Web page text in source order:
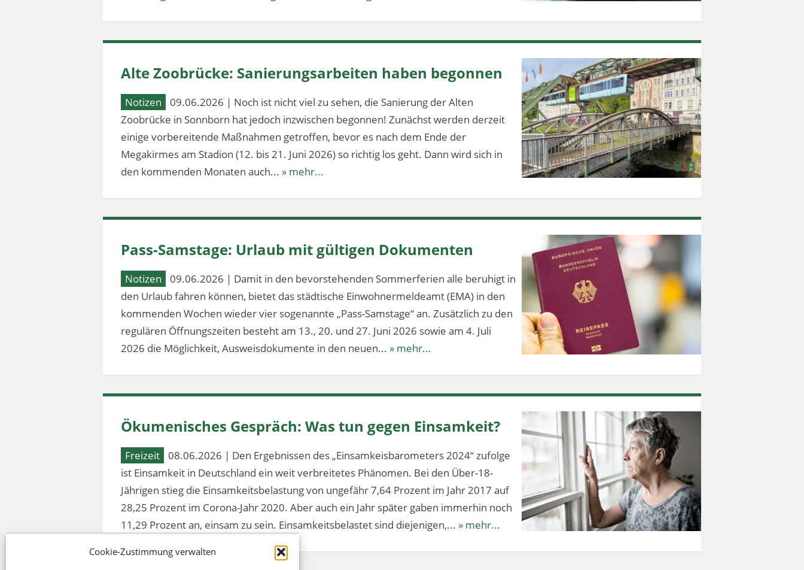
Cookie-Zustimmung verwalten
Alte Zoobrücke: Sanierungsarbeiten haben begonnen
Notizen
09.06.2026 | Noch ist nicht viel zu sehen, die Sanierung der Alten
Zoobrücke in Sonnborn hat jedoch inzwischen begonnen! Zunächst werden derzeit
einige vorbereitende Maßnahmen getroffen, bevor es nach dem Ende der
Megakirmes am Stadion (12. bis 21. Juni 2026) so richtig los geht. Dann wird sich in
den kommenden Monaten auch... » mehr...
Pass-Samstage: Urlaub mit gültigen Dokumenten
Notizen
09.06.2026 | Damit in den bevorstehenden Sommerferien alle beruhigt in
den Urlaub fahren können, bietet das städtische Einwohnermeldeamt (EMA) in den
kommenden Wochen wieder vier sogenannte „Pass-Samstage“ an. Zusätzlich zu den
regulären Öffnungszeiten besteht am 13., 20. und 27. Juni 2026 sowie am 4. Juli
2026 die Möglichkeit, Ausweisdokumente in den neuen... » mehr...
Ökumenisches Gespräch: Was tun gegen Einsamkeit?
Freizeit
08.06.2026 | Den Ergebnissen des „Einsamkeisbarometers 2024“ zufolge
ist Einsamkeit in Deutschland ein weit verbreitetes Phänomen. Bei den Über-18-
Jährigen stieg die Einsamkeitsbelastung von ungefähr 7,64 Prozent im Jahr 2017 auf
28,25 Prozent im Corona-Jahr 2020. Aber auch ein Jahr später gaben immerhin noch
11,29 Prozent an, einsam zu sein. Einsamkeitsbelastet sind diejenigen,... » mehr...